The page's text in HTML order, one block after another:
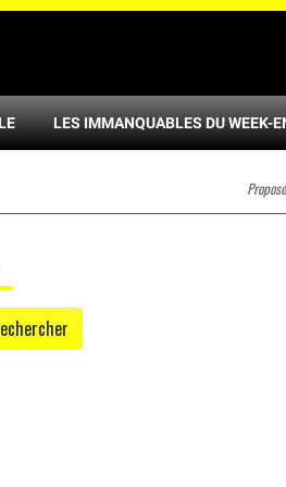
LES IMMANQUABLES DU WEEK-